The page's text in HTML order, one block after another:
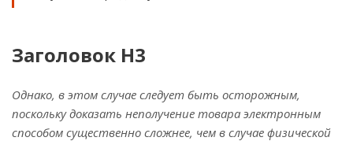
Заголовок H3
Однако, в этом случае следует быть осторожным,
поскольку доказать неполучение товара электронным
способом существенно сложнее, чем в случае физической